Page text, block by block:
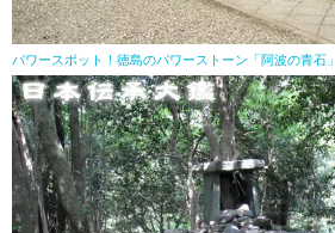
パワースポット！徳島のパワーストーン「阿波の青石」